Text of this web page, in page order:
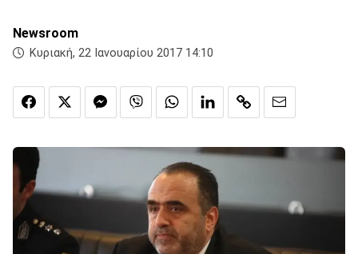
Newsroom
Κυριακή, 22 Ιανουαρίου 2017 14:10